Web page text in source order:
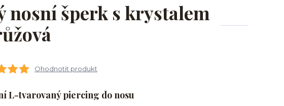
nosní šperk s krystalem
Ohodnotit produkt
L-tvarovaný piercing do nosu